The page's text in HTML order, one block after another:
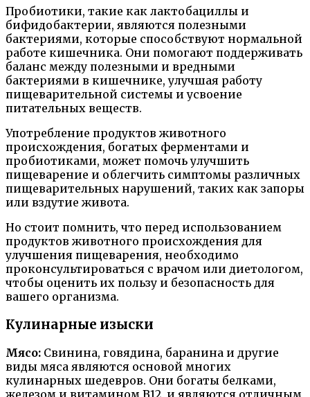
Пробиотики, такие как лактобациллы и
бифидобактерии, являются полезными
бактериями, которые способствуют нормальной
работе кишечника. Они помогают поддерживать
баланс между полезными и вредными
бактериями в кишечнике, улучшая работу
пищеварительной системы и усвоение
питательных веществ.
Употребление продуктов животного
происхождения, богатых ферментами и
пробиотиками, может помочь улучшить
пищеварение и облегчить симптомы различных
пищеварительных нарушений, таких как запоры
или вздутие живота.
Но стоит помнить, что перед использованием
продуктов животного происхождения для
улучшения пищеварения, необходимо
проконсультироваться с врачом или диетологом,
чтобы оценить их пользу и безопасность для
вашего организма.
Кулинарные изыски
Мясо: Свинина, говядина, баранина и другие
виды мяса являются основой многих
кулинарных шедевров. Они богаты белками,
железом и витамином В12, и являются отличным